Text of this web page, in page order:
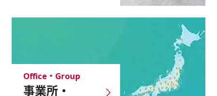
事業所・
Office・Group